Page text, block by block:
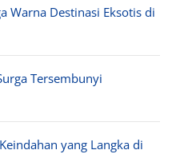
Warna Destinasi Eksotis di
Tersembunyi
yang Langka di